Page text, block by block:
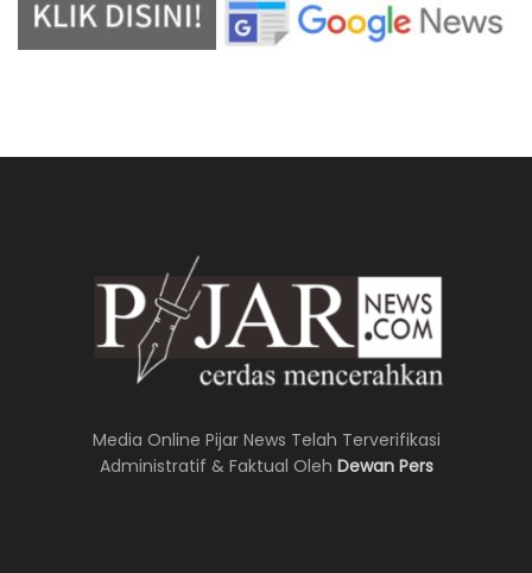
Media Online Pijar News Telah Terverifikasi
Administratif & Faktual Oleh Dewan Pers